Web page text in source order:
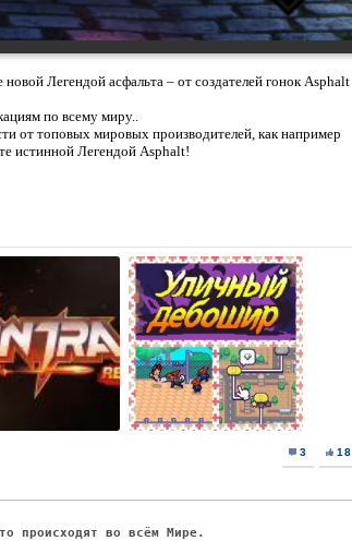
Легендой асфальта – от создателей гонок Asphalt
по всему миру..
от топовых мировых производителей, как например
истинной Легендой Asphalt!
3 18
происходят во всём Мире.